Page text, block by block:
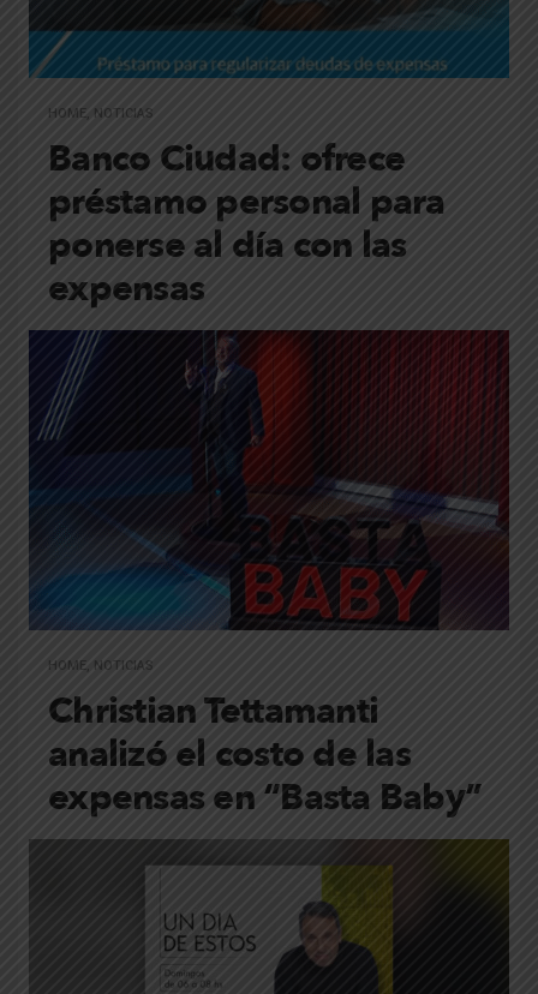
HOME, NOTICIAS
Banco Ciudad: ofrece
préstamo personal para
ponerse al día con las
expensas
HOME, NOTICIAS
Christian Tettamanti
analizó el costo de las
expensas en “Basta Baby”